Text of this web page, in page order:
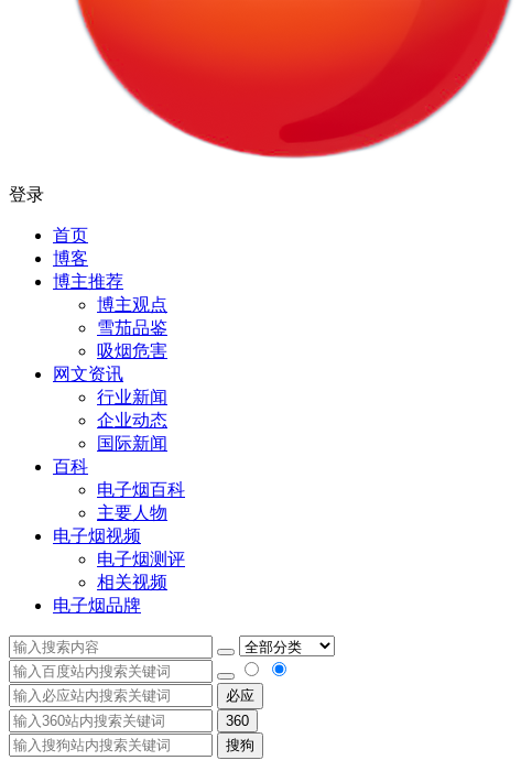
登录
首页
博客
博主推荐
博主观点
雪茄品鉴
吸烟危害
网文资讯
行业新闻
企业动态
国际新闻
百科
电子烟百科
主要人物
电子烟视频
电子烟测评
相关视频
电子烟品牌
必应
360
搜狗